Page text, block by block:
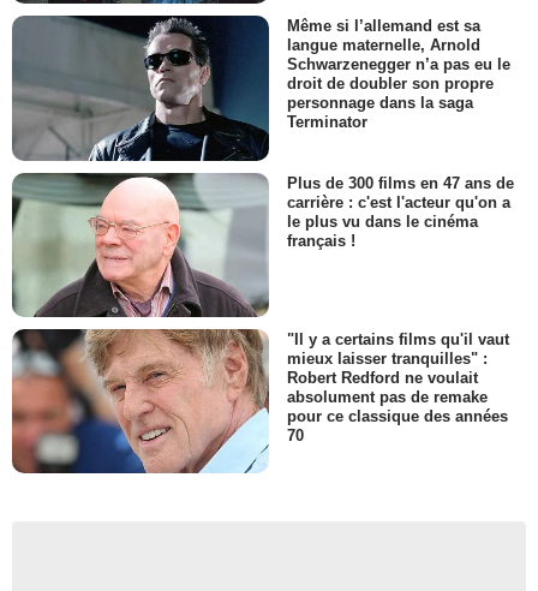
Même si l’allemand est sa
langue maternelle, Arnold
Schwarzenegger n’a pas eu le
droit de doubler son propre
personnage dans la saga
Terminator
Plus de 300 films en 47 ans de
carrière : c'est l'acteur qu'on a
le plus vu dans le cinéma
français !
"Il y a certains films qu'il vaut
mieux laisser tranquilles" :
Robert Redford ne voulait
absolument pas de remake
pour ce classique des années
70